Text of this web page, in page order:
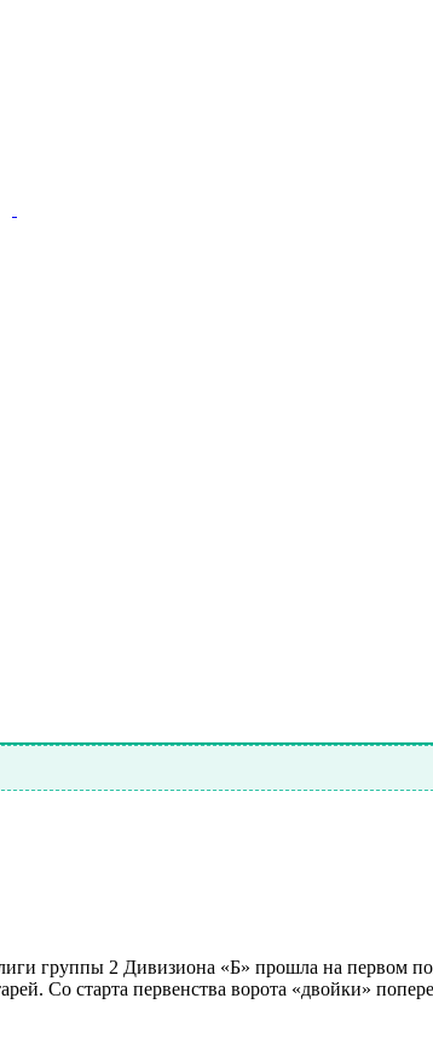
группы 2 Дивизиона «Б» прошла на первом
Со старта первенства ворота «двойки»